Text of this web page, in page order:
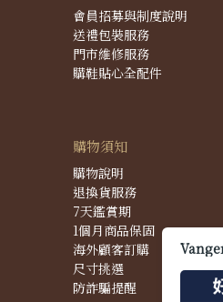
會員招募與制度說明
送禮包裝服務
門市維修服務
購鞋貼心全配件
購物須知
購物說明
退換貨服務
7天鑑賞期
1個月商品保固
海外顧客訂購
尺寸挑選
防詐騙提醒